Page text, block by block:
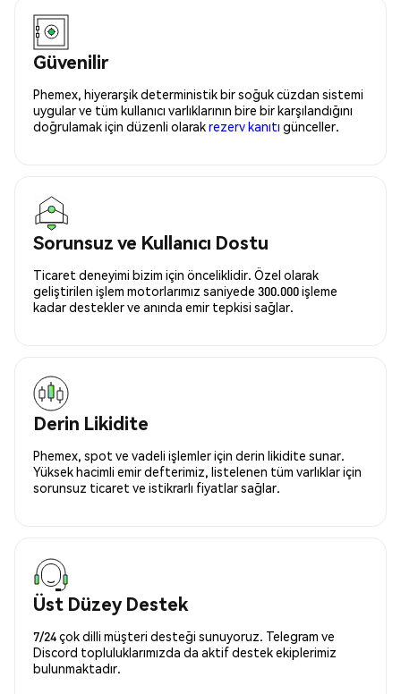
Güvenilir
Phemex, hiyerarşik deterministik bir soğuk cüzdan sistemi
uygular ve tüm kullanıcı varlıklarının bire bir karşılandığını
doğrulamak için düzenli olarakrezerv kanıtı günceller.
Sorunsuz ve Kullanıcı Dostu
Ticaret deneyimi bizim için önceliklidir. Özel olarak
geliştirilen işlem motorlarımız saniyede 300.000 işleme
kadar destekler ve anında emir tepkisi sağlar.
Derin Likidite
Phemex, spot ve vadeli işlemler için derin likidite sunar.
Yüksek hacimli emir defterimiz, listelenen tüm varlıklar için
sorunsuz ticaret ve istikrarlı fiyatlar sağlar.
Üst Düzey Destek
7/24 çok dilli müşteri desteği sunuyoruz. Telegram ve
Discord topluluklarımızda da aktif destek ekiplerimiz
bulunmaktadır.